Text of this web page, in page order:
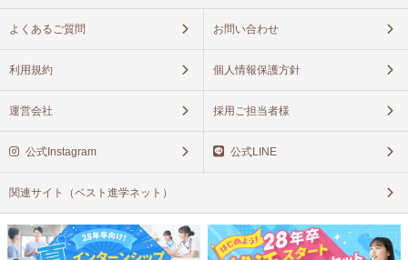
よくあるご質問 お問い合わせ
利用規約 個人情報保護方針
運営会社 採用ご担当者様
公式Instagram 公式LINE
関連サイト（ベスト進学ネット）